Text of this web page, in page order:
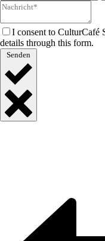
I consent to CulturCafé
details through this form.
Senden